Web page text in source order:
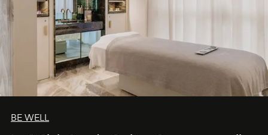
BE WELL